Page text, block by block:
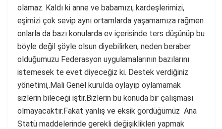
olamaz. Kaldı ki anne ve babamızı, kardeşlerimizi,
eşimizi çok sevip aynı ortamlarda yaşamamıza rağmen
onlarla da bazı konularda ev içerisinde ters düşünüp bu
böyle değil şöyle olsun diyebilirken, neden beraber
olduğumuzu Federasyon uygulamalarının bazılarını
istemesek te evet diyeceğiz ki. Destek verdiğiniz
yönetimi,.Mali Genel kurulda oylayıp oylamamak
sizlerin bileceği iştir.Bizlerin bu konuda bir çalışması
olmayacaktır.Fakat yanlış ve eksik gördüğümüz Ana
Statü maddelerinde gerekli değişiklikleri yapmak